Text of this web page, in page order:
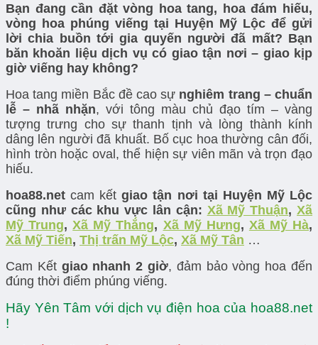
Bạn đang cần đặt vòng hoa tang, hoa đám hiếu,
vòng hoa phúng viếng tại Huyện Mỹ Lộc để gửi
lời chia buồn tới gia quyến người đã mất? Bạn
băn khoăn liệu dịch vụ có giao tận nơi – giao kịp
giờ viếng hay không?
Hoa tang miền Bắc đề cao sự nghiêm trang – chuẩn
lễ – nhã nhặn, với tông màu chủ đạo tím – vàng
tượng trưng cho sự thanh tịnh và lòng thành kính
dâng lên người đã khuất. Bố cục hoa thường cân đối,
hình tròn hoặc oval, thể hiện sự viên mãn và trọn đạo
hiếu.
hoa88.net cam kếtgiao tận nơi tại Huyện Mỹ Lộc
cũng như các khu vực lân cận: Xã Mỹ Thuận,Xã
Mỹ Trung,Xã Mỹ Thắng, Xã Mỹ Hưng, Xã Mỹ Hà,
Xã Mỹ Tiến, Thị trấn Mỹ Lộc, Xã Mỹ Tân …
Cam Kết giao nhanh 2 giờ, đảm bảo vòng hoa đến
đúng thời điểm phúng viếng.
Hãy Yên Tâm với dịch vụ điện hoa của hoa88.net
!